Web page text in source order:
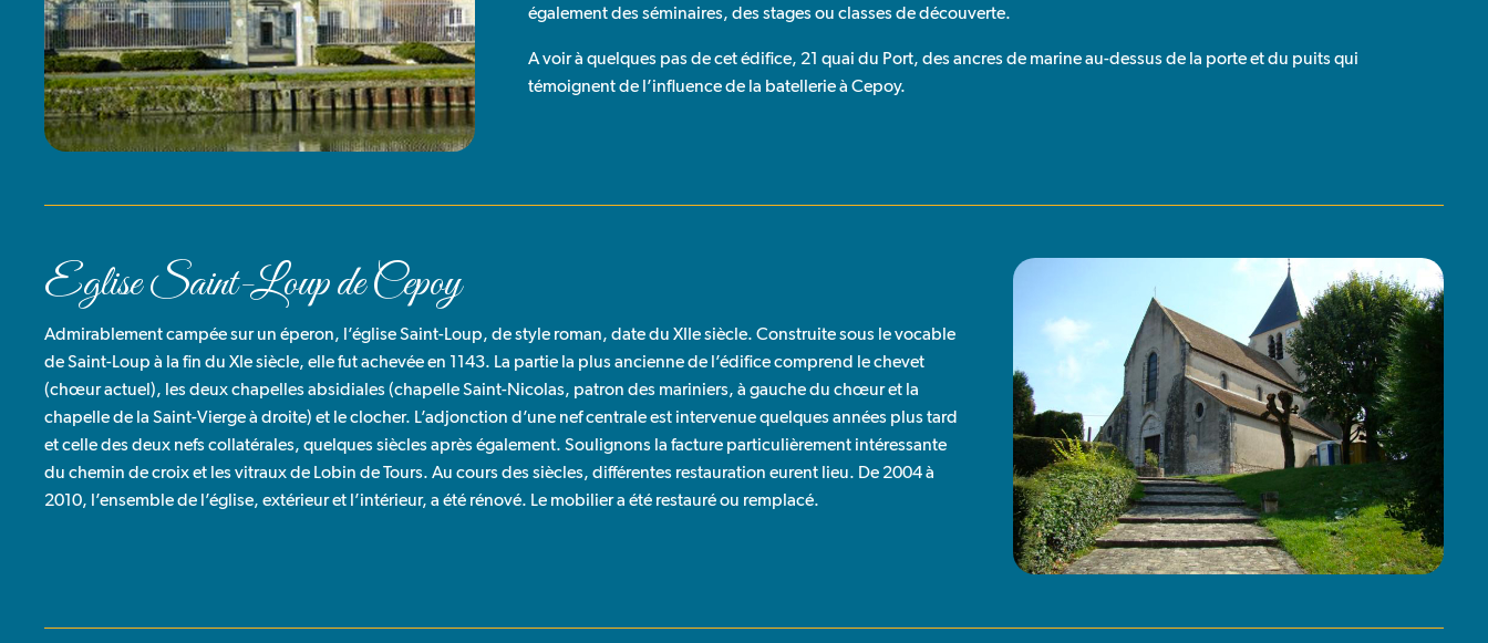
également des séminaires, des stages ou classes de découverte.
A voir à quelques pas de cet édifice, 21 quai du Port, des ancres de marine au-dessus de la porte et du puits qui
témoignent de l’influence de la batellerie à Cepoy.
Eglise Saint-Loup de Cepoy
Admirablement campée sur un éperon, l’église Saint-Loup, de style roman, date du XIIe siècle. Construite sous le vocable
de Saint-Loup à la fin du XIe siècle, elle fut achevée en 1143. La partie la plus ancienne de l’édifice comprend le chevet
(chœur actuel), les deux chapelles absidiales (chapelle Saint-Nicolas, patron des mariniers, à gauche du chœur et la
chapelle de la Saint-Vierge à droite) et le clocher. L’adjonction d’une nef centrale est intervenue quelques années plus tard
et celle des deux nefs collatérales, quelques siècles après également. Soulignons la facture particulièrement intéressante
du chemin de croix et les vitraux de Lobin de Tours. Au cours des siècles, différentes restauration eurent lieu. De 2004 à
2010, l’ensemble de l’église, extérieur et l’intérieur, a été rénové. Le mobilier a été restauré ou remplacé.